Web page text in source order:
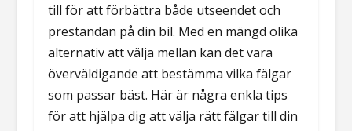
till för att förbättra både utseendet och
prestandan på din bil. Med en mängd olika
alternativ att välja mellan kan det vara
överväldigande att bestämma vilka fälgar
som passar bäst. Här är några enkla tips
för att hjälpa dig att välja rätt fälgar till din